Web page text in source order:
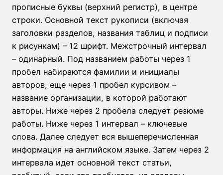
прописные буквы (верхний регистр), в центре
строки. Основной текст рукописи (включая
заголовки разделов, названия таблиц и подписи
к рисункам) – 12 шрифт. Межстрочный интервал
– одинарный. Под названием работы через 1
пробел набираются фамилии и инициалы
авторов, еще через 1 пробел курсивом –
название организации, в которой работают
авторы. Ниже через 2 пробела следует резюме
работы. Ниже через 1 интервал – ключевые
слова. Далее следует вся вышеперечисленная
информация на английском языке. Затем через 2
интервала идет основной текст статьи,